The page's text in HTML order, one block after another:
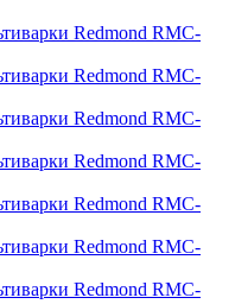
Redmond RMC-
Redmond RMC-
Redmond RMC-
Redmond RMC-
Redmond RMC-
Redmond RMC-
Redmond RMC-